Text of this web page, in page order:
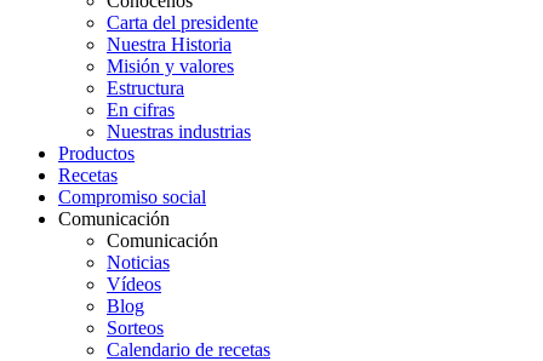
Carta del presidente
Nuestra Historia
Misión y valores
Estructura
En cifras
Nuestras industrias
Productos
Recetas
Compromiso social
Comunicación
Comunicación
Noticias
Vídeos
Blog
Sorteos
Calendario de recetas